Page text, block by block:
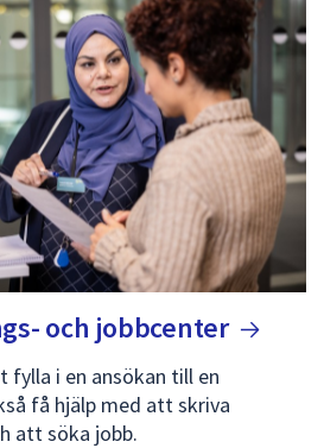
och jobbcenter
fylla i en ansökan till en
få hjälp med att skriva
att söka jobb.